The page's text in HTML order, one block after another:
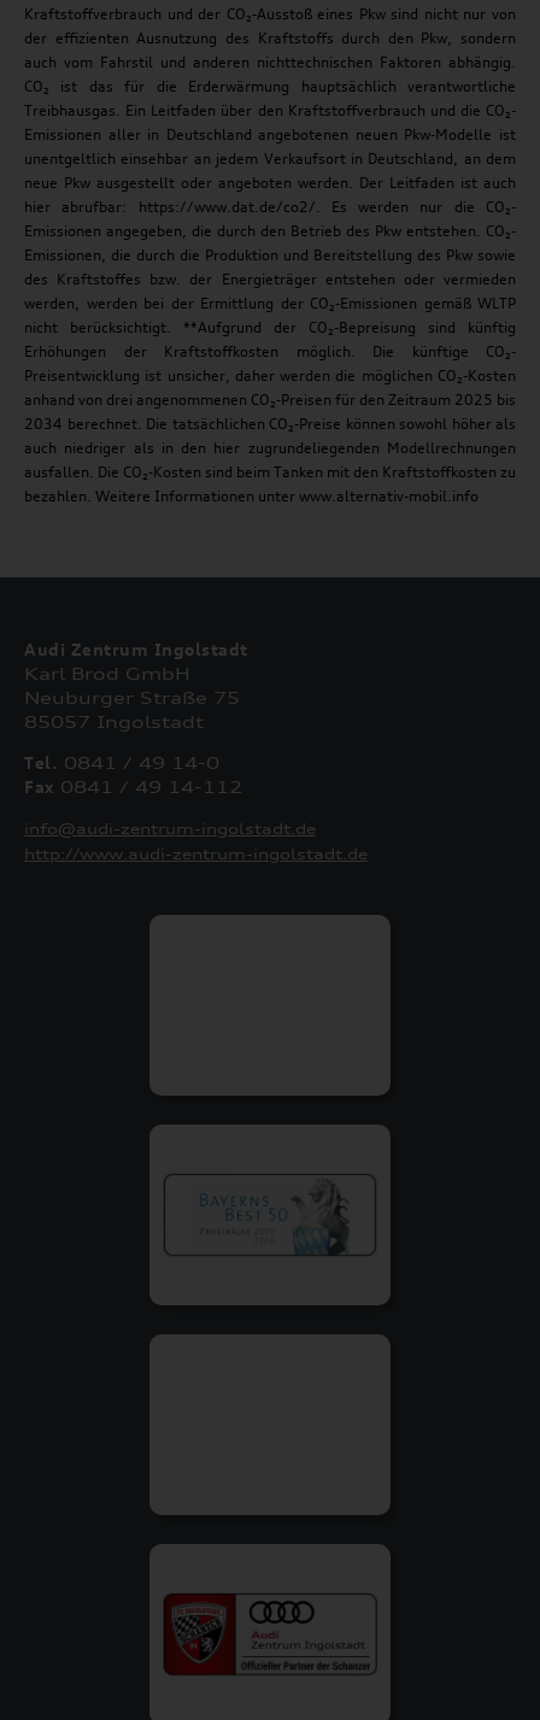
Kraftstoffverbrauch und der CO₂-Ausstoß eines Pkw sind nicht nur von
der effizienten Ausnutzung des Kraftstoffs durch den Pkw, sondern
auch vom Fahrstil und anderen nichttechnischen Faktoren abhängig.
CO₂ ist das für die Erderwärmung hauptsächlich verantwortliche
Treibhausgas. Ein Leitfaden über den Kraftstoffverbrauch und die CO₂-
Emissionen aller in Deutschland angebotenen neuen Pkw-Modelle ist
unentgeltlich einsehbar an jedem Verkaufsort in Deutschland, an dem
neue Pkw ausgestellt oder angeboten werden. Der Leitfaden ist auch
hier abrufbar: https://www.dat.de/co2/. Es werden nur die CO₂-
Emissionen angegeben, die durch den Betrieb des Pkw entstehen. CO₂-
Emissionen, die durch die Produktion und Bereitstellung des Pkw sowie
des Kraftstoffes bzw. der Energieträger entstehen oder vermieden
werden, werden bei der Ermittlung der CO₂-Emissionen gemäß WLTP
nicht berücksichtigt. **Aufgrund der CO₂-Bepreisung sind künftig
Erhöhungen der Kraftstoffkosten möglich. Die künftige CO₂-
Preisentwicklung ist unsicher, daher werden die möglichen CO₂-Kosten
anhand von drei angenommenen CO₂-Preisen für den Zeitraum 2025 bis
2034 berechnet. Die tatsächlichen CO₂-Preise können sowohl höher als
auch niedriger als in den hier zugrundeliegenden Modellrechnungen
ausfallen. Die CO₂-Kosten sind beim Tanken mit den Kraftstoffkosten zu
bezahlen. Weitere Informationen unter www.alternativ-mobil.info
Audi Zentrum Ingolstadt
Karl Brod GmbH
Neuburger Straße 75
85057 Ingolstadt
Tel. 0841 / 49 14-0
Fax 0841 / 49 14-112
info@audi-zentrum-ingolstadt.de
http://www.audi-zentrum-ingolstadt.de